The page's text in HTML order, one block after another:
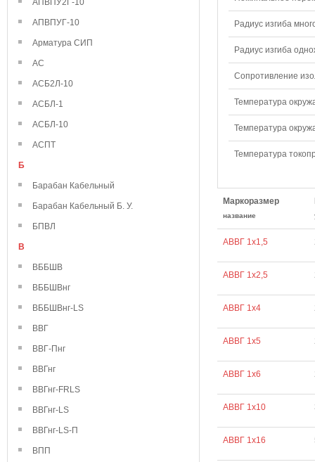
АПВПУ2Г-10
АПВПУГ-10
Арматура СИП
АС
АСБ2Л-10
АСБЛ-1
АСБЛ-10
АСПТ
Б
Барабан Кабельный
Барабан Кабельный Б. У.
БПВЛ
В
ВББШВ
ВББШВнг
ВББШВнг-LS
ВВГ
ВВГ-Пнг
ВВГнг
ВВГнг-FRLS
ВВГнг-LS
ВВГнг-LS-П
ВПП
Радиус изгиба
Радиус изгиба
Сопротивление
Температура
Температура
Температура
Маркоразмер
название
АВВГ 1х1,5
АВВГ 1х2,5
АВВГ 1х4
АВВГ 1х5
АВВГ 1х6
АВВГ 1х10
АВВГ 1х16